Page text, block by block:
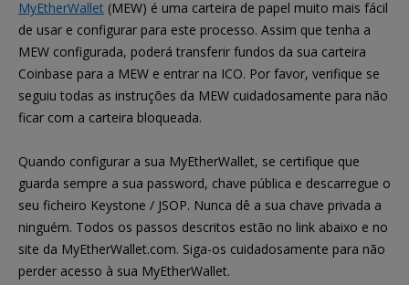
MyEtherWallet (MEW) é uma carteira de papel muito mais fácil
de usar e configurar para este processo. Assim que tenha a
MEW configurada, poderá transferir fundos da sua carteira
Coinbase para a MEW e entrar na ICO. Por favor, verifique se
seguiu todas as instruções da MEW cuidadosamente para não
ficar com a carteira bloqueada.
Quando configurar a sua MyEtherWallet, se certifique que
guarda sempre a sua password, chave pública e descarregue o
seu ficheiro Keystone / JSOP. Nunca dê a sua chave privada a
ninguém. Todos os passos descritos estão no link abaixo e no
site da MyEtherWallet.com. Siga-os cuidadosamente para não
perder acesso à sua MyEtherWallet.